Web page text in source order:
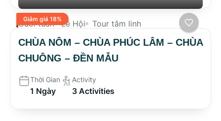
Giảm giá 18%
Cuối tuần Lễ Hội Tour tâm linh
CHÙA NÔM – CHÙA PHÚC LÂM – CHÙA
CHUÔNG – ĐỀN MẪU
Thời Gian
1 Ngày
Activity
3 Activities